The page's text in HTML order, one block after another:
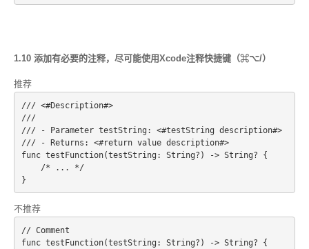
1.10 添加有必要的注释，尽可能使用Xcode注释快捷键（⌘⌥/）
推荐
/// <#Description#>
///
/// - Parameter testString: <#testString description#>
/// - Returns: <#return value description#>
func testFunction(testString: String?) -> String? {
    /* ... */
}
不推荐
// Comment
func testFunction(testString: String?) -> String? {